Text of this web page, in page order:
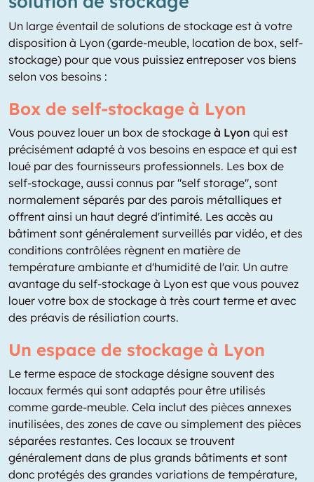
Un large éventail de solutions de stockage est à votre
disposition à Lyon (garde-meuble, location de box, self-
stockage) pour que vous puissiez entreposer vos biens
selon vos besoins :
Box de self-stockage à Lyon
Vous pouvez louer un box de stockage à Lyon qui est
précisément adapté à vos besoins en espace et qui est
loué par des fournisseurs professionnels. Les box de
self-stockage, aussi connus par "self storage", sont
normalement séparés par des parois métalliques et
offrent ainsi un haut degré d'intimité. Les accès au
bâtiment sont généralement surveillés par vidéo, et des
conditions contrôlées règnent en matière de
température ambiante et d'humidité de l'air. Un autre
avantage du self-stockage à Lyon est que vous pouvez
louer votre box de stockage à très court terme et avec
des préavis de résiliation courts.
Un espace de stockage à Lyon
Le terme espace de stockage désigne souvent des
locaux fermés qui sont adaptés pour être utilisés
comme garde-meuble. Cela inclut des pièces annexes
inutilisées, des zones de cave ou simplement des pièces
séparées restantes. Ces locaux se trouvent
généralement dans de plus grands bâtiments et sont
donc protégés des grandes variations de température,